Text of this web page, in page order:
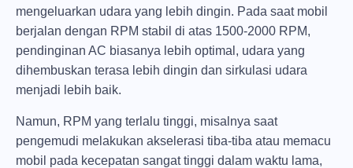
mengeluarkan udara yang lebih dingin. Pada saat mobil
berjalan dengan RPM stabil di atas 1500-2000 RPM,
pendinginan AC biasanya lebih optimal, udara yang
dihembuskan terasa lebih dingin dan sirkulasi udara
menjadi lebih baik.
Namun, RPM yang terlalu tinggi, misalnya saat
pengemudi melakukan akselerasi tiba-tiba atau memacu
mobil pada kecepatan sangat tinggi dalam waktu lama,